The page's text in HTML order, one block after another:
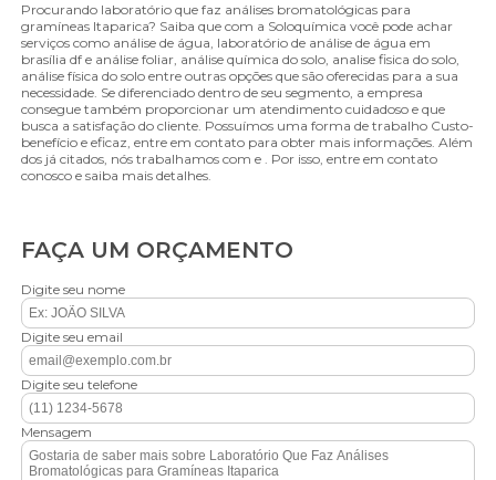
Procurando laboratório que faz análises bromatológicas para
gramíneas Itaparica? Saiba que com a Soloquímica você pode achar
serviços como análise de água, laboratório de análise de água em
brasília df e análise foliar, análise química do solo, analise fisica do solo,
análise física do solo entre outras opções que são oferecidas para a sua
necessidade. Se diferenciado dentro de seu segmento, a empresa
consegue também proporcionar um atendimento cuidadoso e que
busca a satisfação do cliente. Possuímos uma forma de trabalho Custo-
benefício e eficaz, entre em contato para obter mais informações. Além
dos já citados, nós trabalhamos com e . Por isso, entre em contato
conosco e saiba mais detalhes.
FAÇA UM ORÇAMENTO
Digite seu nome
Digite seu email
Digite seu telefone
Mensagem